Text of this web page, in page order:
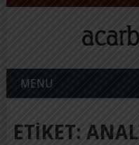
MENU
ETIKET: